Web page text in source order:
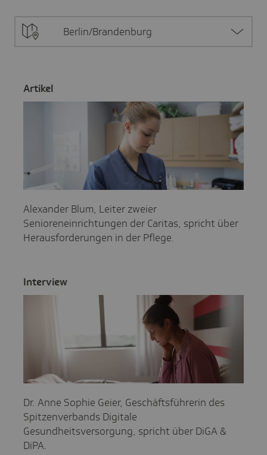
Berlin/Brandenburg
Artikel
Alexander Blum, Leiter zweier
Senioreneinrichtungen der Caritas, spricht über
Herausforderungen in der Pflege.
Inter­view
Dr. Anne Sophie Geier, Geschäftsführerin des
Spitzenverbands Digitale
Gesundheitsversorgung, spricht über DiGA &
DiPA.